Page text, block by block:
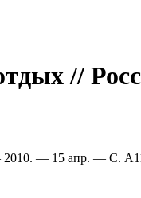
//
— 2010. — 15 апр. — С.